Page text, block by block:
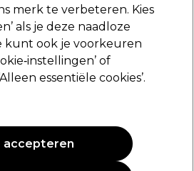
Absolut Repair
Serum, 250ml
merk te verbeteren. Kies
als je deze naadloze
kunt ook je voorkeuren
of
essentiële cookies’.
accepteren